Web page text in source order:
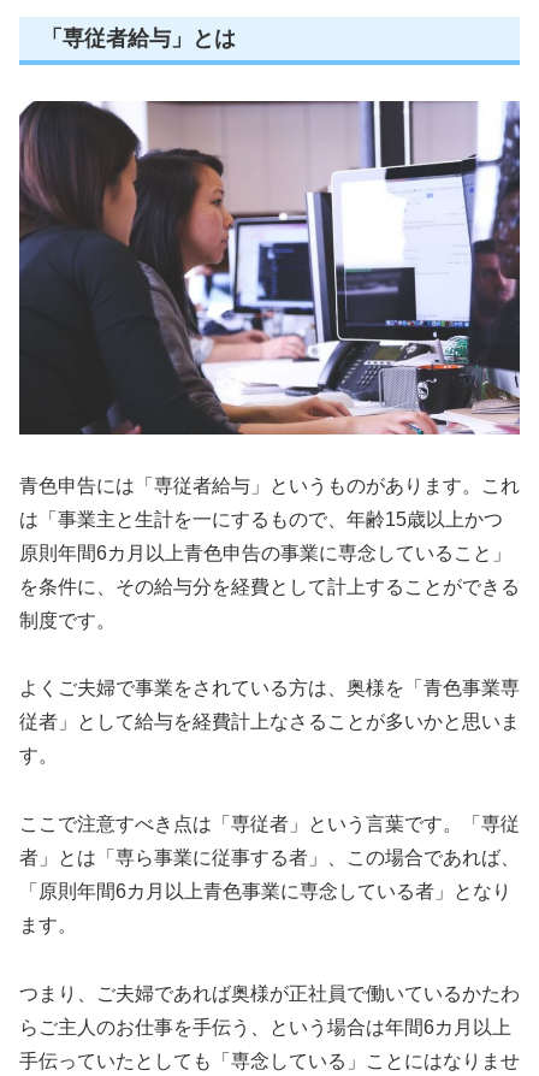
「専従者給与」とは
青色申告には「専従者給与」というものがあります。これ
は「事業主と生計を一にするもので、年齢15歳以上かつ
原則年間6カ月以上青色申告の事業に専念していること」
を条件に、その給与分を経費として計上することができる
制度です。
よくご夫婦で事業をされている方は、奥様を「青色事業専
従者」として給与を経費計上なさることが多いかと思いま
す。
ここで注意すべき点は「専従者」という言葉です。「専従
者」とは「専ら事業に従事する者」、この場合であれば、
「原則年間6カ月以上青色事業に専念している者」となり
ます。
つまり、ご夫婦であれば奥様が正社員で働いているかたわ
らご主人のお仕事を手伝う、という場合は年間6カ月以上
手伝っていたとしても「専念している」ことにはなりませ